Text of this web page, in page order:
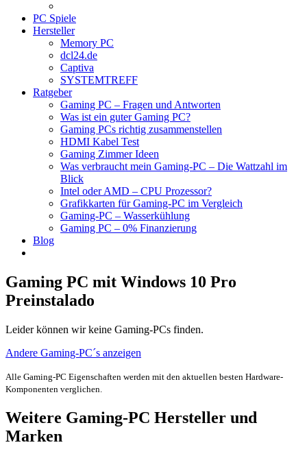
PC Spiele
Hersteller
Memory PC
dcl24.de
Captiva
SYSTEMTREFF
Ratgeber
Gaming PC – Fragen und Antworten
Was ist ein guter Gaming PC?
Gaming PCs richtig zusammenstellen
HDMI Kabel Test
Gaming Zimmer Ideen
Was verbraucht mein Gaming-PC – Die Wattzahl im
Blick
Intel oder AMD – CPU Prozessor?
Grafikkarten für Gaming-PC im Vergleich
Gaming-PC – Wasserkühlung
Gaming PC – 0% Finanzierung
Blog
Gaming PC mit Windows 10 Pro
Preinstalado
Leider können wir keine Gaming-PCs finden.
Andere Gaming-PC´s anzeigen
Alle Gaming-PC Eigenschaften werden mit den aktuellen besten Hardware-
Komponenten verglichen.
Weitere Gaming-PC Hersteller und
Marken